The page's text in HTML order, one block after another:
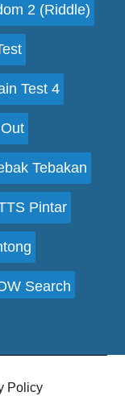
2 (Riddle)
Test 4
Tebakan
Pintar
Search
Policy